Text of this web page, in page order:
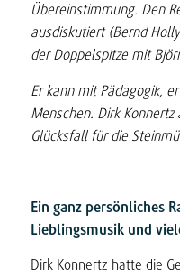
Übereinstimmung. Den
ausdiskutiert (Bernd
der Doppelspitze mit
Er kann mit Pädagogik,
Menschen. Dirk
Glücksfall für die
Ein ganz persönliches
Lieblingsmusik und
Dirk Konnertz hatte die